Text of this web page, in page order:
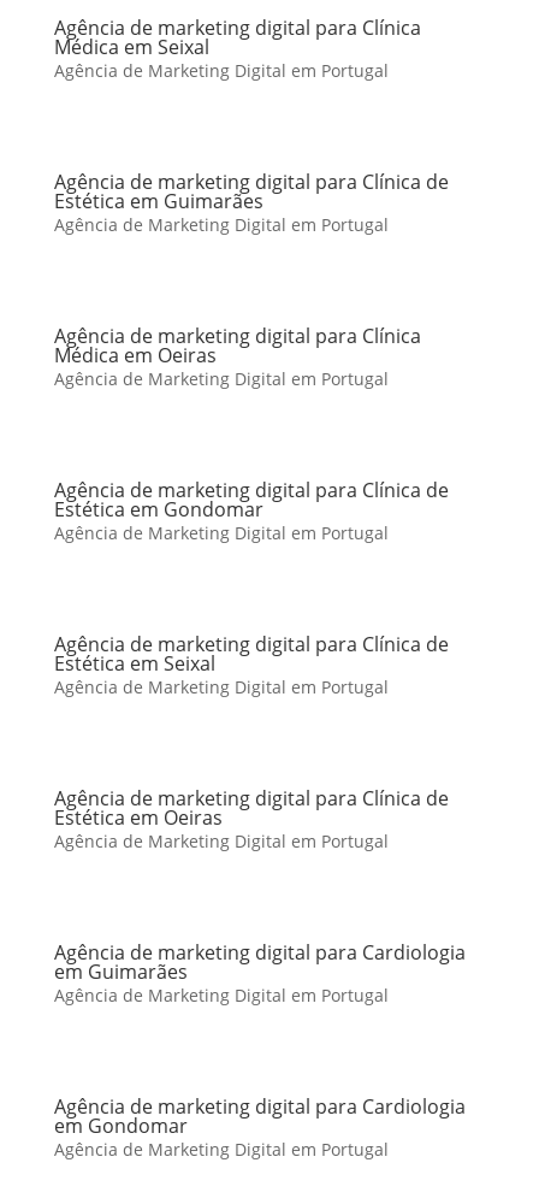
Agência de marketing digital para Clínica
Médica em Seixal
Agência de Marketing Digital em Portugal
Agência de marketing digital para Clínica de
Estética em Guimarães
Agência de Marketing Digital em Portugal
Agência de marketing digital para Clínica
Médica em Oeiras
Agência de Marketing Digital em Portugal
Agência de marketing digital para Clínica de
Estética em Gondomar
Agência de Marketing Digital em Portugal
Agência de marketing digital para Clínica de
Estética em Seixal
Agência de Marketing Digital em Portugal
Agência de marketing digital para Clínica de
Estética em Oeiras
Agência de Marketing Digital em Portugal
Agência de marketing digital para Cardiologia
em Guimarães
Agência de Marketing Digital em Portugal
Agência de marketing digital para Cardiologia
em Gondomar
Agência de Marketing Digital em Portugal